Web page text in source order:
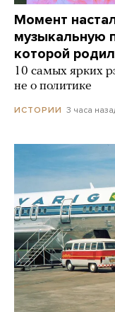
Момент
музыкальную
которой
10 самых ярких
не о политике
ИСТОРИИ 3 часа